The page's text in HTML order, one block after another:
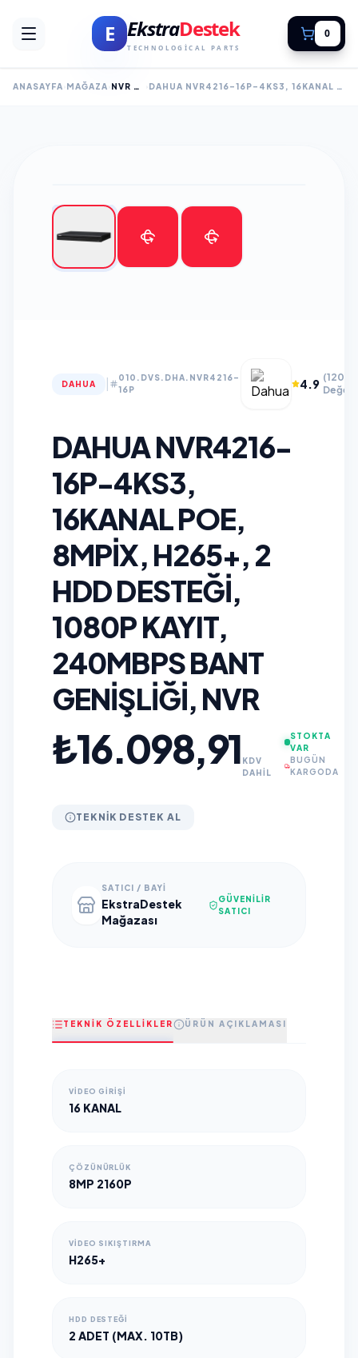
E EkstraDestek
TECHNOLOGICAL PARTS
0
ANASAYFA MAĞAZA NVR KAYIT CİHAZLARI DAHUA NVR4216-16P-4KS3, 16KANAL POE, 8MPIX, H265+, 2 HDD DESTEĞI, 1080P KAYIT, 240MBPS BANT GENIŞLIĞI, NVR
DAHUA
010.DVS.DHA.NVR4216-
16P
4.9 (120+
DAHUA NVR4216-
16P-4KS3,
16KANAL POE,
8MPIX, H265+, 2
HDD DESTEĞI,
1080P KAYIT,
240MBPS BANT
GENIŞLIĞI, NVR
₺16.098,91 KDV
DAHİL
STOKTA
VAR
BUGÜN
KARGODA
TEKNIK DESTEK AL
SATICI / BAYI
EkstraDestek
Mağazası
GÜVENILIR
SATICI
TEKNİK ÖZELLİKLER ÜRÜN AÇIKLAMASI
VIDEO GIRIŞI
16 KANAL
ÇÖZÜNÜRLÜK
8MP 2160P
VIDEO SIKIŞTIRMA
H265+
HDD DESTEĞI
2 ADET (MAX. 10TB)